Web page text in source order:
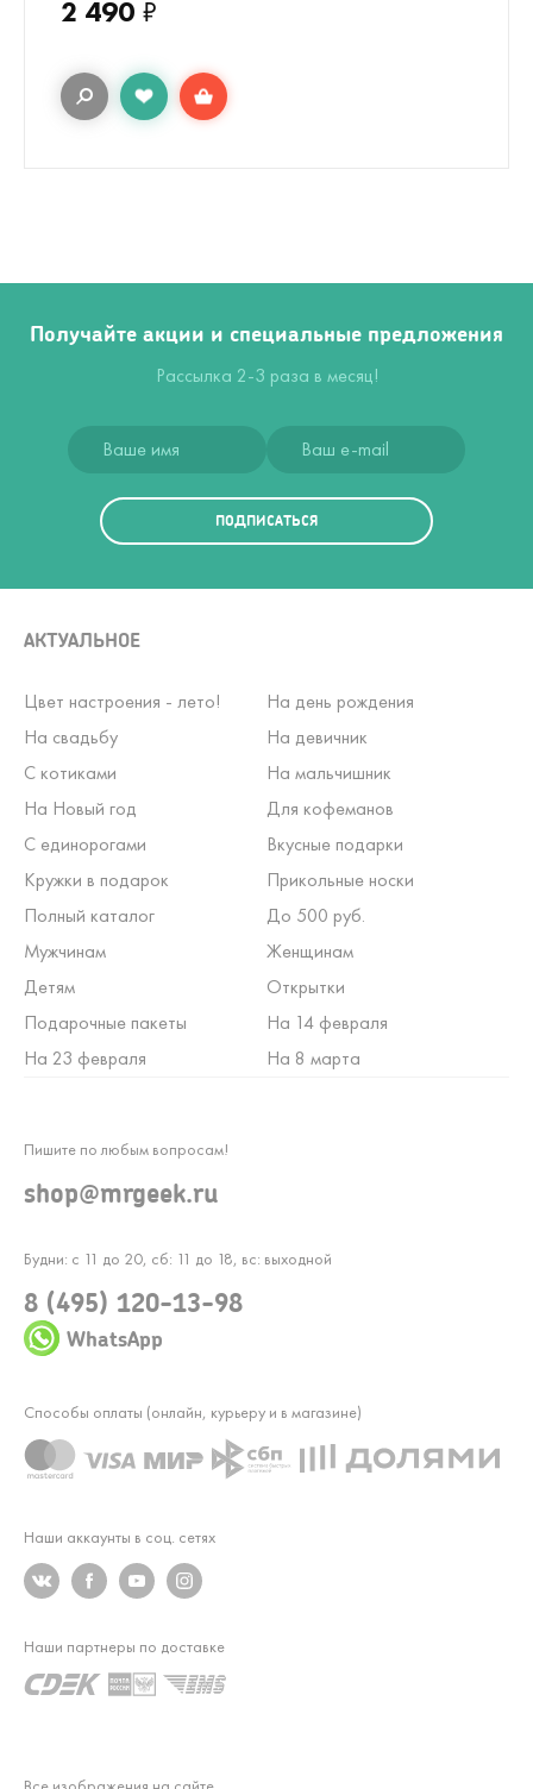
2 490 ₽
Получайте акции и специальные предложения
Рассылка 2-3 раза в месяц!
ПОДПИСАТЬСЯ
АКТУАЛЬНОЕ
Цвет настроения - лето!
На день рождения
На свадьбу
На девичник
С котиками
На мальчишник
На Новый год
Для кофеманов
С единорогами
Вкусные подарки
Кружки в подарок
Прикольные носки
Полный каталог
До 500 руб.
Мужчинам
Женщинам
Детям
Открытки
Подарочные пакеты
На 14 февраля
На 23 февраля
На 8 марта
Будни: с 11 до 20, сб: 11 до 18, вс: выходной
8 (495) 120-13-98
WhatsApp
Пишите по любым вопросам!
shop@mrgeek.ru
Наши аккаунты в соц. сетях
Способы оплаты (онлайн, курьеру и в магазине)
Наши партнеры по доставке